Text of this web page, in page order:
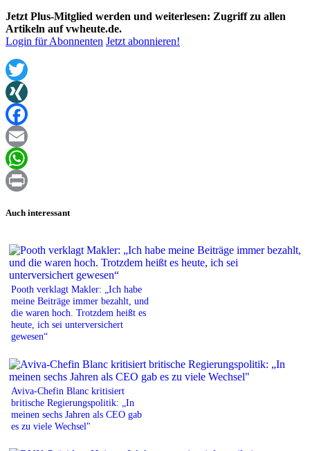
Jetzt Plus-Mitglied werden und weiterlesen: Zugriff zu allen
Artikeln auf vwheute.de.
Login für Abonnenten Jetzt abonnieren!
Twitter
XING
Facebook
Email
WhatsApp
Auch interessant
Pooth verklagt Makler: „Ich habe
meine Beiträge immer bezahlt, und
die waren hoch. Trotzdem heißt es
heute, ich sei unterversichert
gewesen“
Aviva-Chefin Blanc kritisiert
britische Regierungspolitik: „In
meinen sechs Jahren als CEO gab
es zu viele Wechsel"